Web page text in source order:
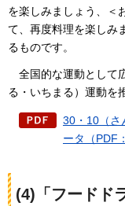
を楽しみましょう、＜
て、再度料理を楽しみ
るものです。
全国的な運動として
る・いちまる）運動を
30・10（さ
ータ（PDF
(4)「フードド